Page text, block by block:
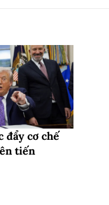
đẩy cơ chế
tiến